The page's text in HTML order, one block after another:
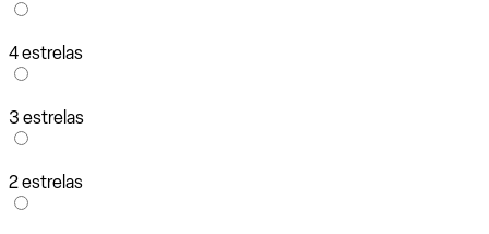
4 estrelas
3 estrelas
2 estrelas